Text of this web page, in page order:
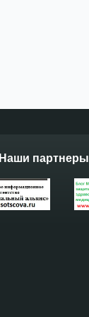
Наши партнеры